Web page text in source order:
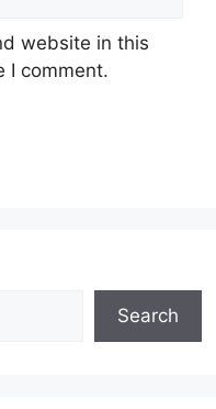
website in this
I comment.
Search